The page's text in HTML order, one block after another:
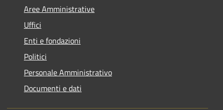
Aree Amministrative
Uffici
Enti e fondazioni
Politici
Personale Amministrativo
Documenti e dati